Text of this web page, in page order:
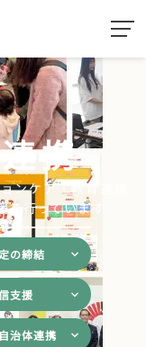
携
ンケア・教育連携
行っています。
の締結
支援
治体連携